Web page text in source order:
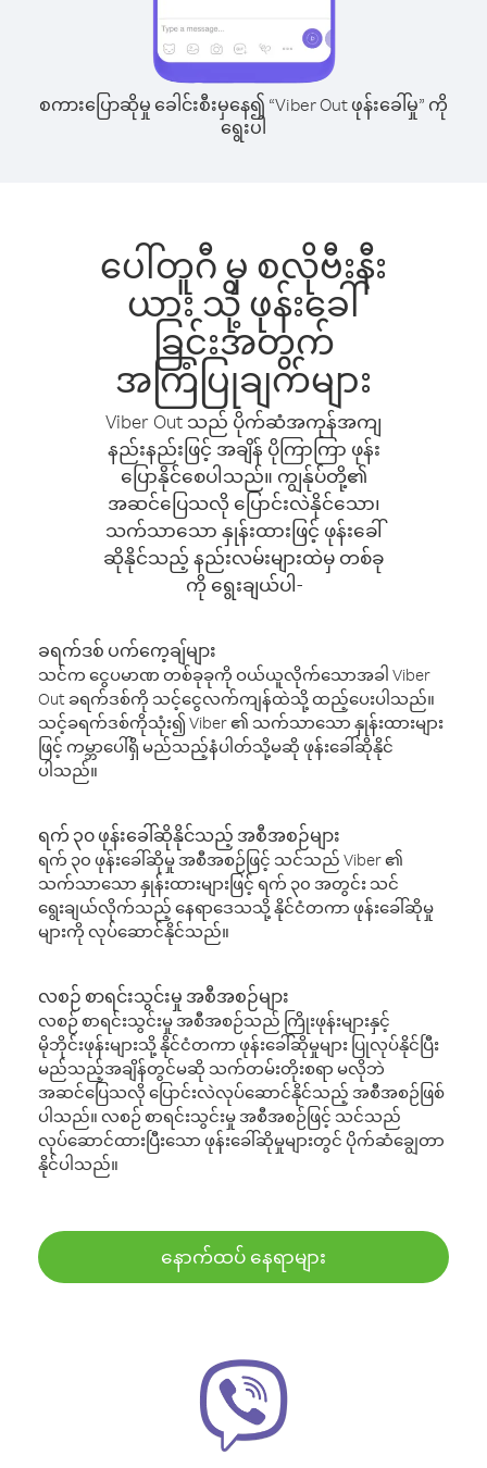
စကားပြောဆိုမှု ခေါင်းစီးမှနေ၍ “Viber Out ဖုန်းခေါ်မှု” ကို
ရွေးပါ
ပေါ်တူဂီ မှ စလိုဗီးနီး
ယား သို့ ဖုန်းခေါ်
ခြင်းအတွက်
အကြံပြုချက်များ
Viber Out သည် ပိုက်ဆံအကုန်အကျ
နည်းနည်းဖြင့် အချိန် ပိုကြာကြာ ဖုန်း
ပြောနိုင်စေပါသည်။ ကျွန်ုပ်တို့၏
အဆင်ပြေသလို ပြောင်းလဲနိုင်သော၊
သက်သာသော နှုန်းထားဖြင့် ဖုန်းခေါ်
ဆိုနိုင်သည့် နည်းလမ်းများထဲမှ တစ်ခု
ကို ရွေးချယ်ပါ-
ခရက်ဒစ် ပက်ကေ့ချ်များ
သင်က ငွေပမာဏ တစ်ခုခုကို ဝယ်ယူလိုက်သောအခါ Viber
Out ခရက်ဒစ်ကို သင့်ငွေလက်ကျန်ထဲသို့ ထည့်ပေးပါသည်။
သင့်ခရက်ဒစ်ကိုသုံး၍ Viber ၏ သက်သာသော နှုန်းထားများ
ဖြင့် ကမ္ဘာပေါ်ရှိ မည်သည့်နံပါတ်သို့မဆို ဖုန်းခေါ်ဆိုနိုင်
ပါသည်။
ရက် ၃၀ ဖုန်းခေါ်ဆိုနိုင်သည့် အစီအစဉ်များ
ရက် ၃၀ ဖုန်းခေါ်ဆိုမှု အစီအစဉ်ဖြင့် သင်သည် Viber ၏
သက်သာသော နှုန်းထားများဖြင့် ရက် ၃၀ အတွင်း သင်
ရွေးချယ်လိုက်သည့် နေရာဒေသသို့ နိုင်ငံတကာ ဖုန်းခေါ်ဆိုမှု
များကို လုပ်ဆောင်နိုင်သည်။
လစဉ် စာရင်းသွင်းမှု အစီအစဉ်များ
လစဉ် စာရင်းသွင်းမှု အစီအစဉ်သည် ကြိုးဖုန်းများနှင့်
မိုဘိုင်းဖုန်းများသို့ နိုင်ငံတကာ ဖုန်းခေါ်ဆိုမှုများ ပြုလုပ်နိုင်ပြီး
မည်သည့်အချိန်တွင်မဆို သက်တမ်းတိုးစရာ မလိုဘဲ
အဆင်ပြေသလို ပြောင်းလဲလုပ်ဆောင်နိုင်သည့် အစီအစဉ်ဖြစ်
ပါသည်။ လစဉ် စာရင်းသွင်းမှု အစီအစဉ်ဖြင့် သင်သည်
လုပ်ဆောင်ထားပြီးသော ဖုန်းခေါ်ဆိုမှုများတွင် ပိုက်ဆံချွေတာ
နိုင်ပါသည်။
နောက်ထပ် နေရာများ